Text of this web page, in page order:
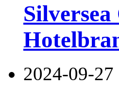
2024-09-27